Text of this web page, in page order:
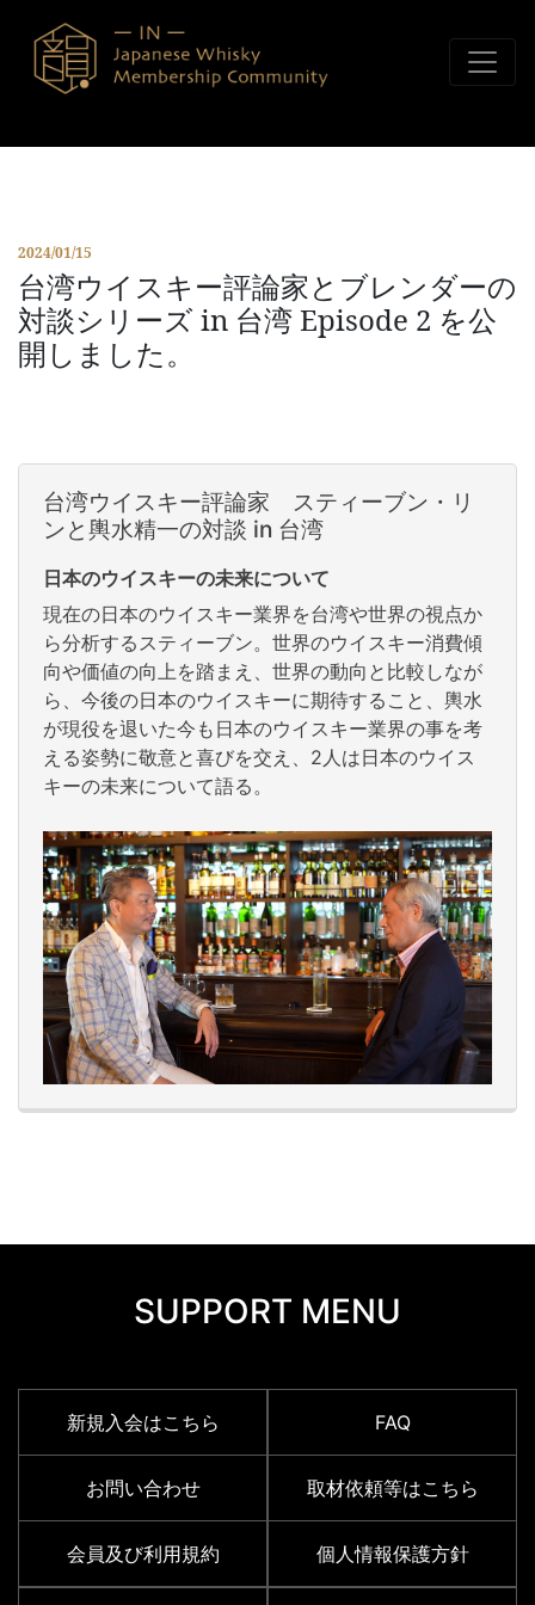
2024/01/15
台湾ウイスキー評論家とブレンダーの
対談シリーズ in 台湾 Episode 2 を公
開しました。
台湾ウイスキー評論家 スティーブン・リ
ンと輿水精一の対談 in 台湾
日本のウイスキーの未来について
現在の日本のウイスキー業界を台湾や世界の視点か
ら分析するスティーブン。世界のウイスキー消費傾
向や価値の向上を踏まえ、世界の動向と比較しなが
ら、今後の日本のウイスキーに期待すること、輿水
が現役を退いた今も日本のウイスキー業界の事を考
える姿勢に敬意と喜びを交え、2人は日本のウイス
キーの未来について語る。
SUPPORT MENU
新規入会はこちら FAQ
お問い合わせ 取材依頼等はこちら
会員及び利用規約 個人情報保護方針